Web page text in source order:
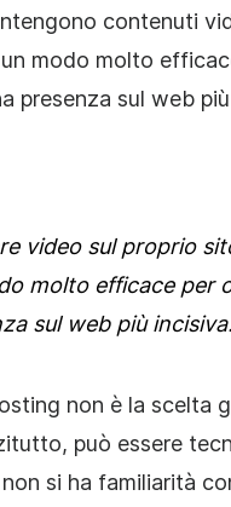
contenuti
modo molto
presenza sul web
video sul proprio
molto efficace per
sul web più incisiva.
non è la scelta
può essere
si ha familiarità